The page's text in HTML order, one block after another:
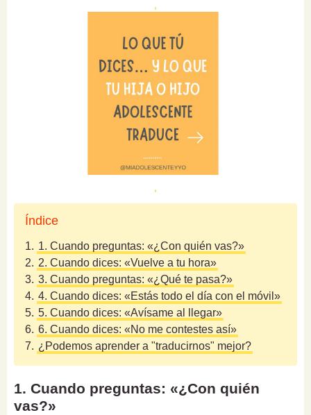
Índice
1. 1. Cuando preguntas: «¿Con quién vas?»
2. 2. Cuando dices: «Vuelve a tu hora»
3. 3. Cuando preguntas: «¿Qué te pasa?»
4. 4. Cuando dices: «Estás todo el día con el móvil»
5. 5. Cuando dices: «Avísame al llegar»
6. 6. Cuando dices: «No me contestes así»
7. ¿Podemos aprender a "traducirnos" mejor?
1. Cuando preguntas: «¿Con quién
vas?»